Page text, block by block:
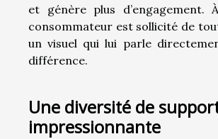
et génère plus d’engagement.
consommateur est sollicité de
un visuel qui lui parle
différence.
Une diversité de
impressionnante